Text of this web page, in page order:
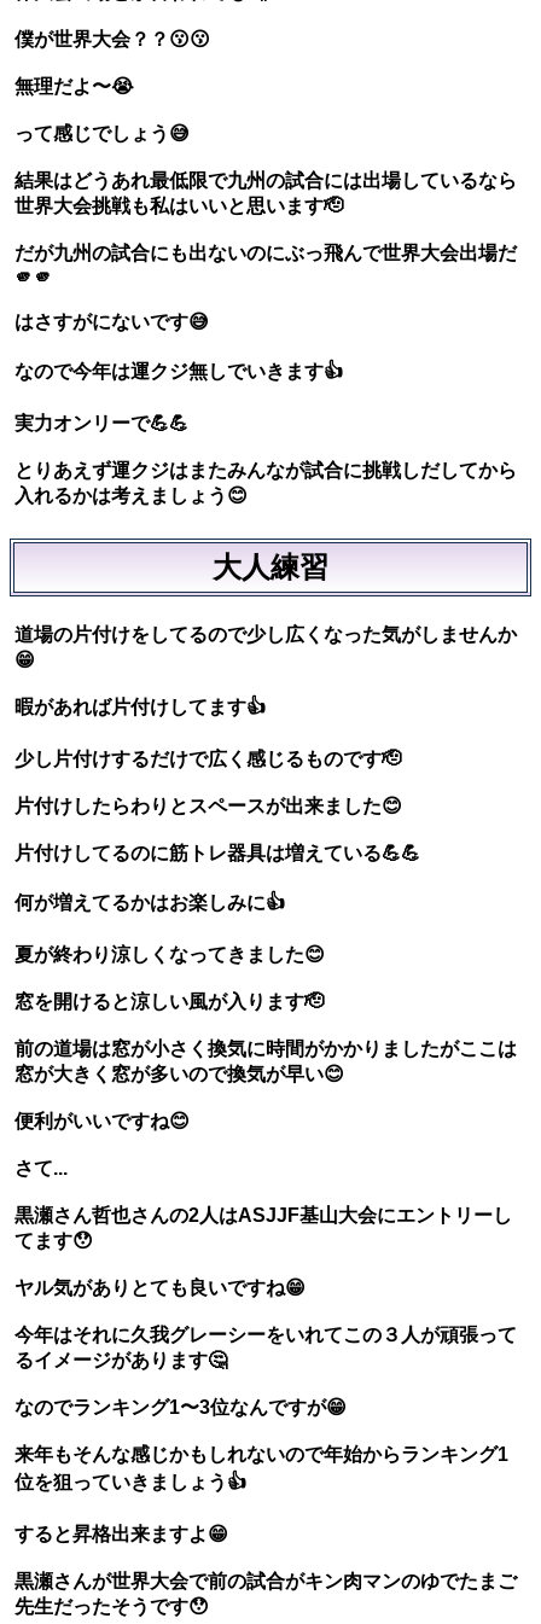
僕が世界大会？？😗😗
無理だよ〜😭
って感じでしょう😅
結果はどうあれ最低限で九州の試合には出場しているなら
世界大会挑戦も私はいいと思います🫡
だが九州の試合にも出ないのにぶっ飛んで世界大会出場だ
🫵🫵
はさすがにないです😅
なので今年は運クジ無しでいきます👍
実力オンリーで💪💪
とりあえず運クジはまたみんなが試合に挑戦しだしてから
入れるかは考えましょう😊
大人練習
道場の片付けをしてるので少し広くなった気がしませんか
😁
暇があれば片付けしてます👍
少し片付けするだけで広く感じるものです🫡
片付けしたらわりとスペースが出来ました😊
片付けしてるのに筋トレ器具は増えている💪💪
何が増えてるかはお楽しみに👍
夏が終わり涼しくなってきました😊
窓を開けると涼しい風が入ります🫡
前の道場は窓が小さく換気に時間がかかりましたがここは
窓が大きく窓が多いので換気が早い😊
便利がいいですね😊
さて...
黒瀬さん哲也さんの2人はASJJF基山大会にエントリーし
てます😯
ヤル気がありとても良いですね😁
今年はそれに久我グレーシーをいれてこの３人が頑張って
るイメージがあります🤔
なのでランキング1〜3位なんですが😁
来年もそんな感じかもしれないので年始からランキング1
位を狙っていきましょう👍
すると昇格出来ますよ😁
黒瀬さんが世界大会で前の試合がキン肉マンのゆでたまご
先生だったそうです😯